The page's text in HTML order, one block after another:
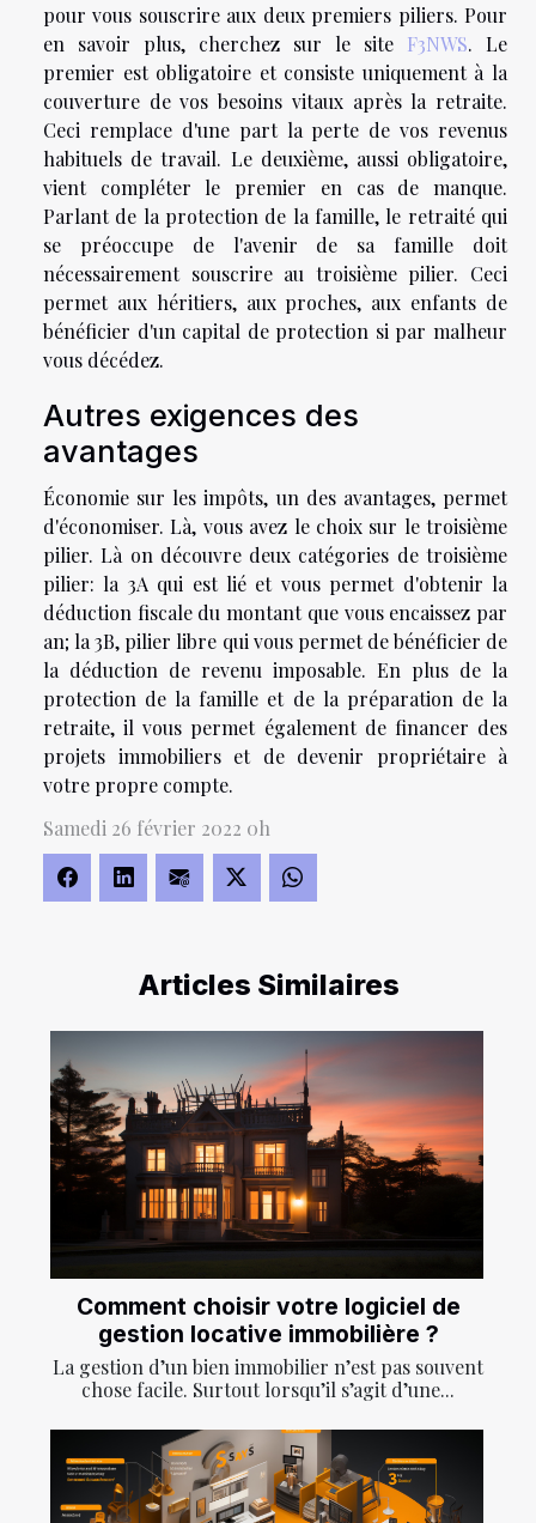
Articles Similaires
Comment choisir votre logiciel de
gestion locative immobilière ?
La gestion d’un bien immobilier n’est pas souvent
chose facile. Surtout lorsqu’il s’agit d’une...
pour vous souscrire aux deux premiers piliers. Pour
en savoir plus, cherchez sur le site F3NWS. Le
premier est obligatoire et consiste uniquement à la
couverture de vos besoins vitaux après la retraite.
Ceci remplace d'une part la perte de vos revenus
habituels de travail. Le deuxième, aussi obligatoire,
vient compléter le premier en cas de manque.
Parlant de la protection de la famille, le retraité qui
se préoccupe de l'avenir de sa famille doit
nécessairement souscrire au troisième pilier. Ceci
permet aux héritiers, aux proches, aux enfants de
bénéficier d'un capital de protection si par malheur
vous décédez.
Autres exigences des
avantages
Économie sur les impôts, un des avantages, permet
d'économiser. Là, vous avez le choix sur le troisième
pilier. Là on découvre deux catégories de troisième
pilier: la 3A qui est lié et vous permet d'obtenir la
déduction fiscale du montant que vous encaissez par
an; la 3B, pilier libre qui vous permet de bénéficier de
la déduction de revenu imposable. En plus de la
protection de la famille et de la préparation de la
retraite, il vous permet également de financer des
projets immobiliers et de devenir propriétaire à
votre propre compte.
Samedi 26 février 2022 0h